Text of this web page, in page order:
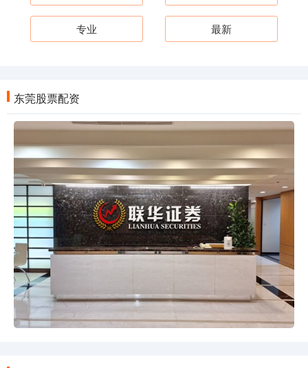
专业 最新
东莞股票配资